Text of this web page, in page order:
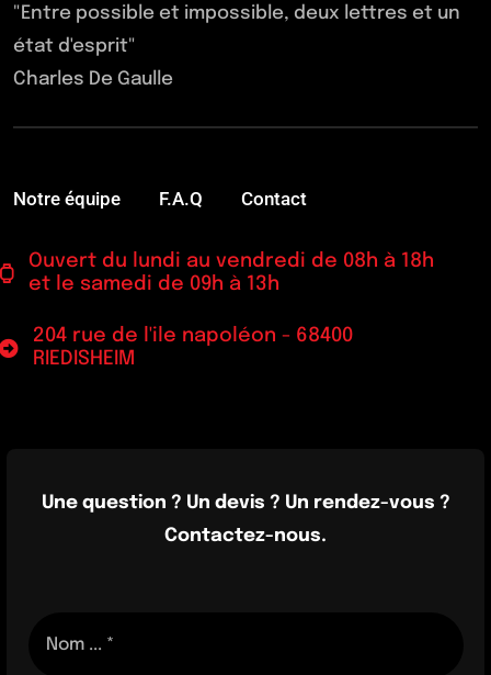
"Entre possible et impossible, deux lettres et un
état d'esprit"
Charles De Gaulle
Notre équipe F.A.Q Contact
Ouvert du lundi au vendredi de 08h à 18h
et le samedi de 09h à 13h
204 rue de l'ile napoléon - 68400
RIEDISHEIM
Une question ? Un devis ? Un rendez-vous ?
Contactez-nous.